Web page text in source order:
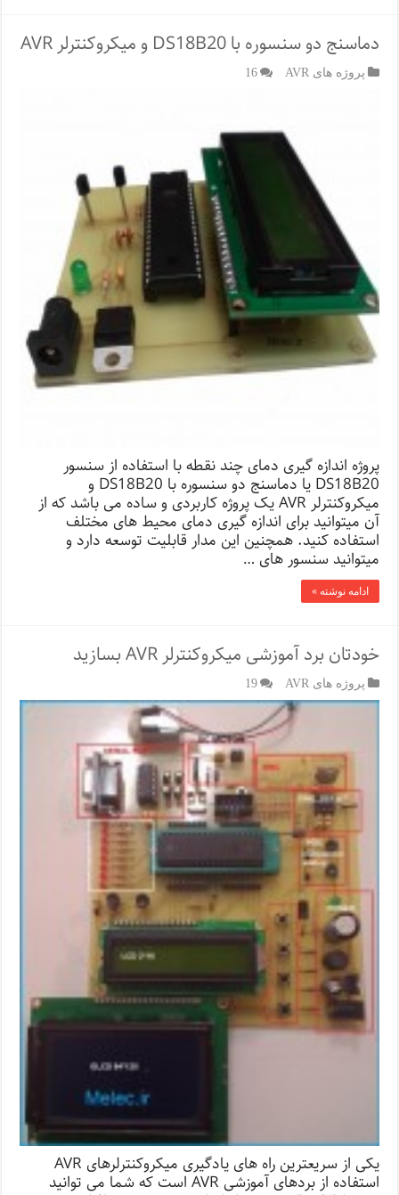
دماسنج دو سنسوره با DS18B20 و میکروکنترلر AVR
پروژه های AVR 16
پروژه اندازه گیری دمای چند نقطه با استفاده از سنسور
DS18B20 یا دماسنج دو سنسوره با DS18B20 و
میکروکنترلر AVR یک پروژه کاربردی و ساده می باشد که از
آن میتوانید برای اندازه گیری دمای محیط های مختلف
استفاده کنید. همچنین این مدار قابلیت توسعه دارد و
میتوانید سنسور های …
ادامه نوشته »
خودتان برد آموزشی میکروکنترلر AVR بسازید
پروژه های AVR 19
یکی از سریعترین راه های یادگیری میکروکنترلرهای AVR
استفاده از بردهای آموزشی AVR است که شما می توانید